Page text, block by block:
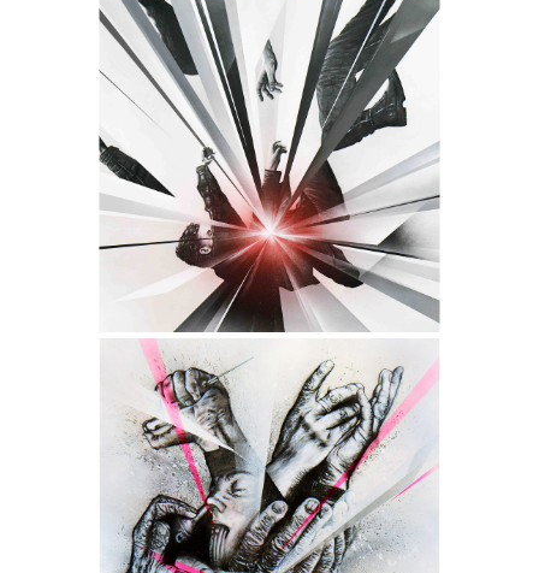
FALLING
- Collection "Fragments" -
- Dimensions : 135 x 135 cm -
- Techniques : Encres, Acrylique,
Aérosols et Produits chimiques -
- Châssis conçu sur mesure en
MERANTI authentique -
DEPENDANCE
- Collection "Fragments" -
- Dimensions : 102 x 102 cm -